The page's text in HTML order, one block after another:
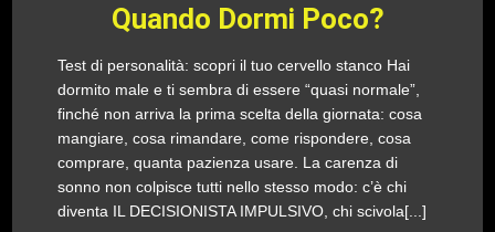
Quando Dormi Poco?
Test di personalità: scopri il tuo cervello stanco Hai
dormito male e ti sembra di essere “quasi normale”,
finché non arriva la prima scelta della giornata: cosa
mangiare, cosa rimandare, come rispondere, cosa
comprare, quanta pazienza usare. La carenza di
sonno non colpisce tutti nello stesso modo: c’è chi
diventa IL DECISIONISTA IMPULSIVO, chi scivola[...]